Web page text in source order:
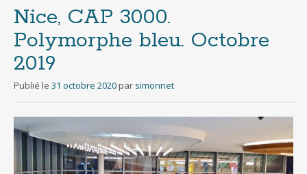
Nice, CAP 3000.
Polymorphe bleu. Octobre
2019
Publié le 31 octobre 2020 par simonnet